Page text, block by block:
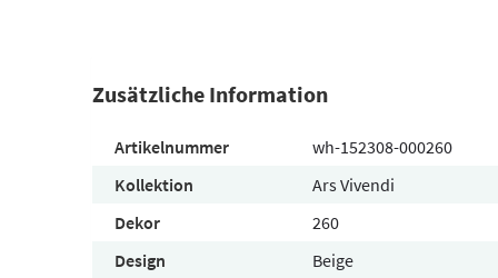
Zusätzliche Information
Artikelnummer
wh-152308-000260
Kollektion
Ars Vivendi
Dekor
260
Design
Beige